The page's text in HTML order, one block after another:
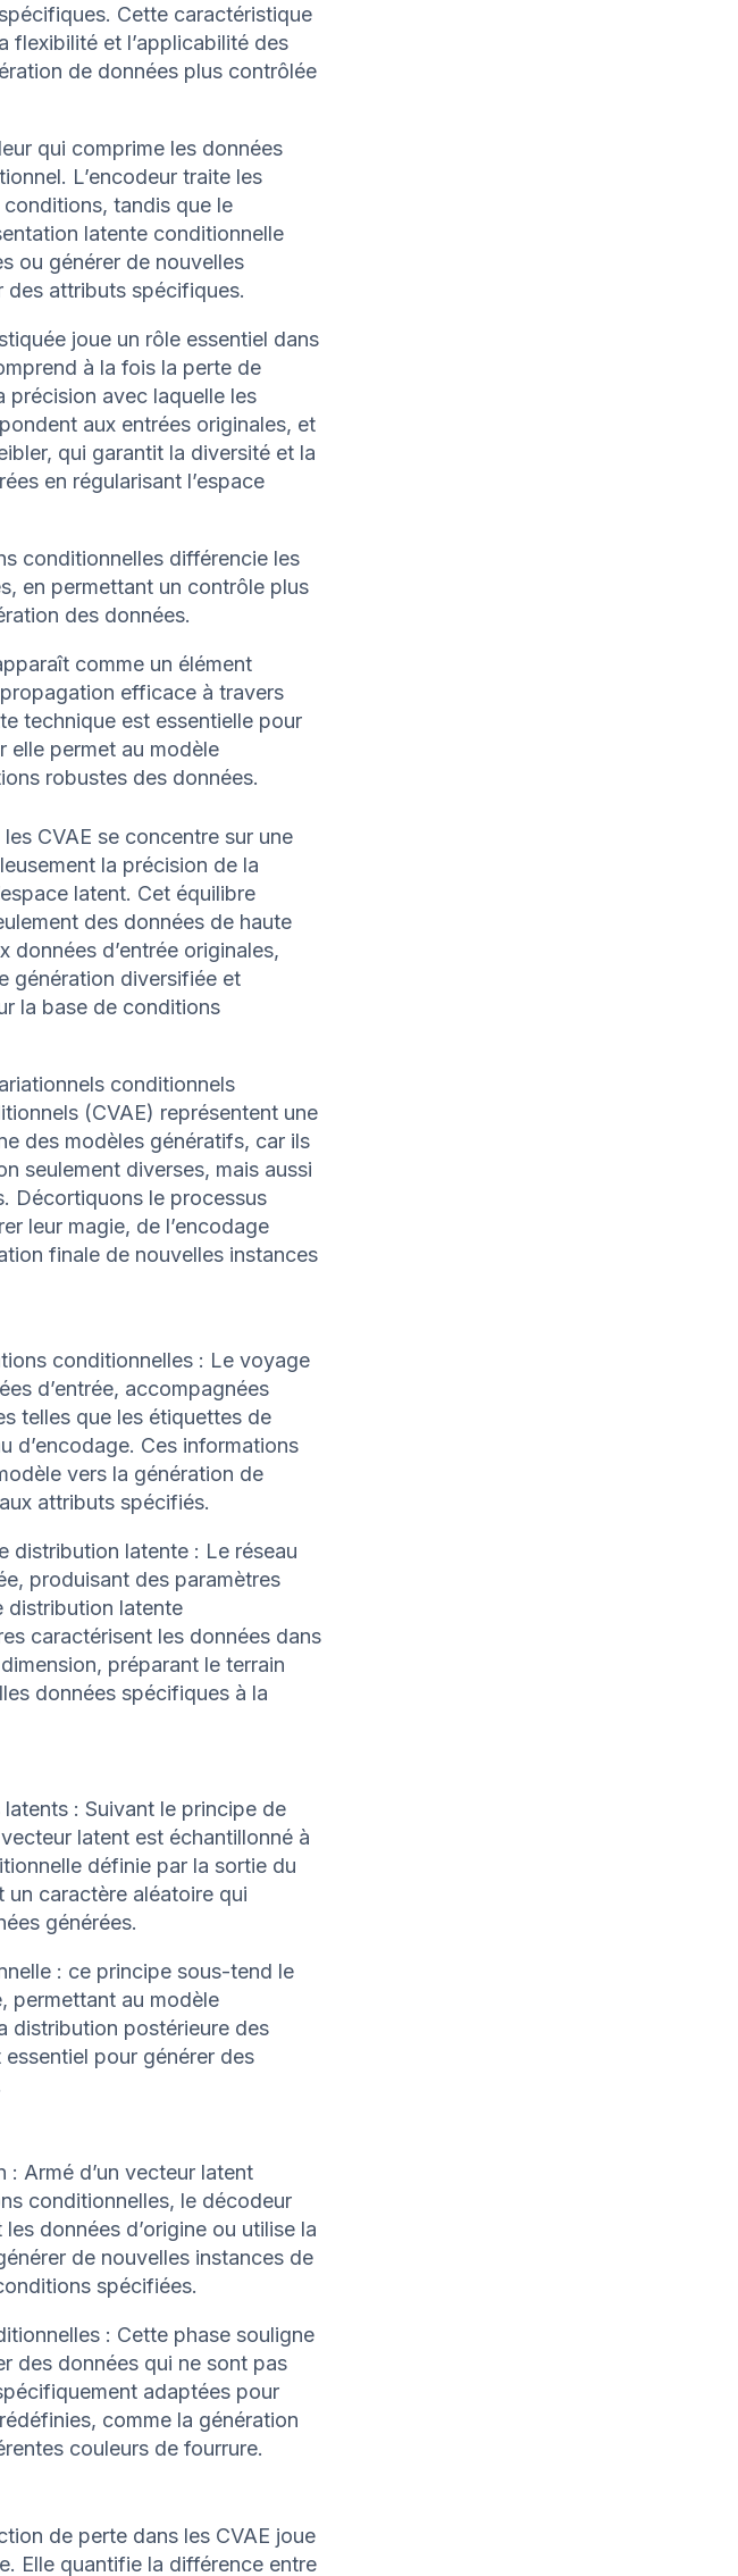
Cette caractéristique
flexibilité et l’applicabilité des
de données plus contrôlée
qui comprime les données
L’encodeur traite les
conditions, tandis que le
latente conditionnelle
ou générer de nouvelles
des attributs spécifiques.
joue un rôle essentiel dans
à la fois la perte de
précision avec laquelle les
aux entrées originales, et
qui garantit la diversité et la
en régularisant l’espace
conditionnelles différencie les
en permettant un contrôle plus
des données.
comme un élément
efficace à travers
technique est essentielle pour
elle permet au modèle
robustes des données.
CVAE se concentre sur une
la précision de la
latent. Cet équilibre
des données de haute
données d’entrée originales,
génération diversifiée et
la base de conditions
conditionnels
(CVAE) représentent une
des modèles génératifs, car ils
seulement diverses, mais aussi
Décortiquons le processus
leur magie, de l’encodage
finale de nouvelles instances
conditionnelles : Le voyage
d’entrée, accompagnées
telles que les étiquettes de
d’encodage. Ces informations
vers la génération de
attributs spécifiés.
distribution latente : Le réseau
produisant des paramètres
distribution latente
caractérisent les données dans
préparant le terrain
données spécifiques à la
: Suivant le principe de
latent est échantillonné à
définie par la sortie du
caractère aléatoire qui
générées.
: ce principe sous-tend le
permettant au modèle
distribution postérieure des
pour générer des
Armé d’un vecteur latent
conditionnelles, le décodeur
données d’origine ou utilise la
de nouvelles instances de
spécifiées.
: Cette phase souligne
des données qui ne sont pas
adaptées pour
comme la génération
couleurs de fourrure.
de perte dans les CVAE joue
Elle quantifie la différence entre